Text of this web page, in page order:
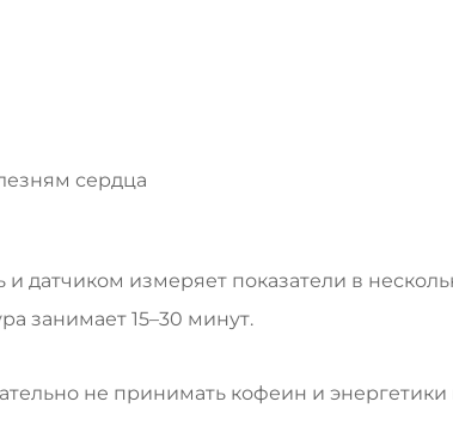
сердца
датчиком измеряет показатели в
занимает 15–30 минут.
не принимать кофеин и